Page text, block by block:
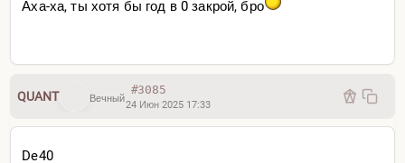
Аха-ха, ты хотя бы год в 0 закрой, бро
QUANT Вечный
#3085
24 Июн 2025 17:33
De40